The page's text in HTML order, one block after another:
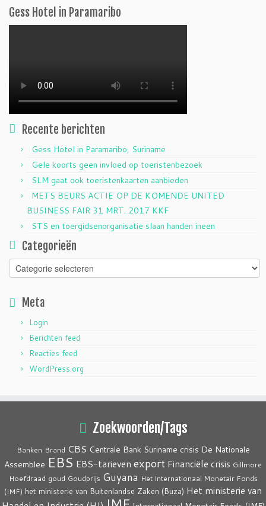
Gess Hotel in Paramaribo
Recente berichten
Gess Hotel in Paramaribo, Suriname
Gele koorts geen invloed op toeristenbezoek
SLM gaat ook toeristenkaarten aanbieden
METS BEURS ACTIE OP DE KOMENDE UNITED
BUSINESS FAIR 31 MRT. 2017 KKF
STS en toergidsenorganisatie slaan handen ineen
Categorieën
Categorieën
Meta
Login
Berichten feed
Reacties feed
WordPress.org
Zoekwoorden/Tags
Banken Brand CBS Centrale Bank Suriname crisis De Nationale
Assemblee EBS EBS-tarieven export Financiële crisis Gillmore
Hoefdraad goud Goudprijs Guyana Het Internationaal Monetair Fonds
(IMF) het ministerie van Buitenlandse Zaken (Buza) Het ministerie van